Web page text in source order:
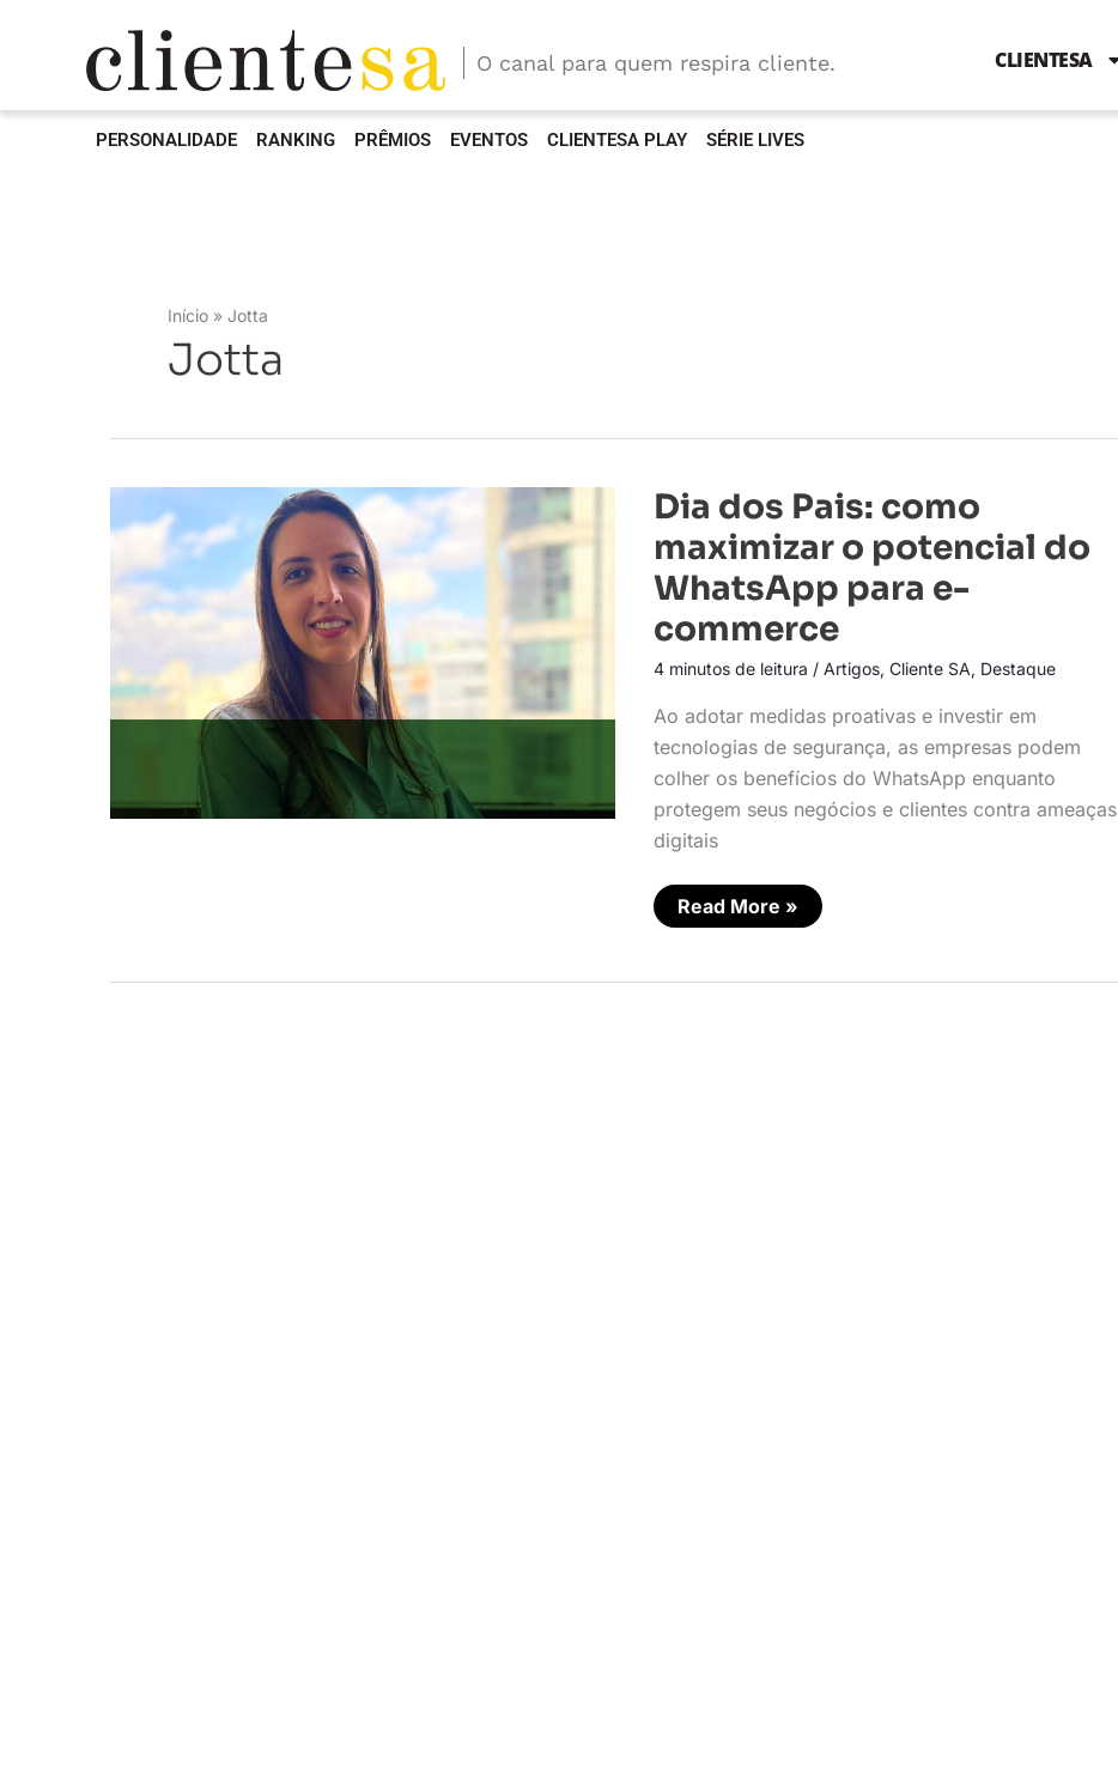
O canal para quem respira cliente. CLIENTESA
PERSONALIDADE RANKING PRÊMIOS EVENTOS CLIENTESA PLAY SÉRIE LIVES
Início Jotta
Jotta
Dia dos Pais: como
maximizar o potencial do
WhatsApp para e-
commerce
4 minutos de leitura / Artigos, Cliente SA, Destaque
Ao adotar medidas proativas e investir em
tecnologias de segurança, as empresas podem
colher os benefícios do WhatsApp enquanto
protegem seus negócios e clientes contra ameaças
digitais
Dia
dos
Pais:
como
maximizar
o
do
WhatsApp
para
commerce
Read More »